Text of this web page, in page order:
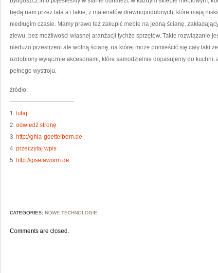
będą nam przez lata a i takie, z materiałów drewnopodobnych, które mają
niedługim czasie. Mamy prawo też zakupić meble na jedną ścianę,
zlewu, bez możliwości własnej aranżacji tychże sprzętów. Takie rozwiązanie
niedużo przestrzeni ale wolną ścianę, na której może pomieścić się cały taki
ozdobiony wyłącznie akcesoriami, które samodzielnie dopasujemy do kuchni,
pełnego wystroju.
źródło:
———————————
1. tutaj
2. odwiedź stronę
3. http://ghia-goettelborn.de
4. przeczytaj wpis
5. http://giselaworm.de
CATEGORIES: NOWE TECHNOLOGIE
Comments are closed.